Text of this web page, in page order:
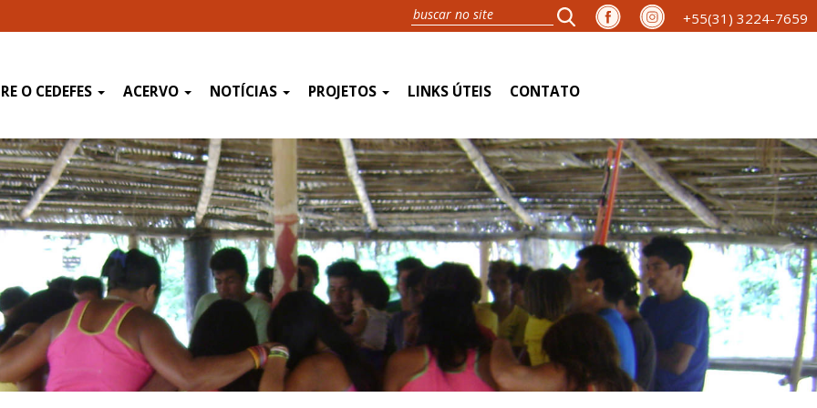
+55(31) 3224-7659
O CEDEFES ACERVO NOTÍCIAS PROJETOS LINKS ÚTEIS CONTATO